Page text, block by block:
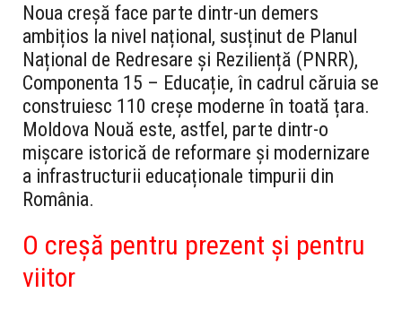
Noua creșă face parte dintr-un demers
ambițios la nivel național, susținut de Planul
Național de Redresare și Reziliență (PNRR),
Componenta 15 – Educație, în cadrul căruia se
construiesc 110 creșe moderne în toată țara.
Moldova Nouă este, astfel, parte dintr-o
mișcare istorică de reformare și modernizare
a infrastructurii educaționale timpurii din
România.
O creșă pentru prezent și pentru
viitor